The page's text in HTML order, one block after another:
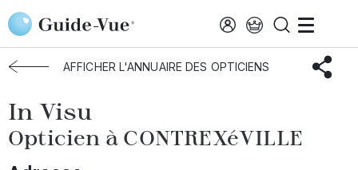
Aller au contenu principal
Accueil Choisir mon opticien Contrexeville In Visu
AFFICHER L'ANNUAIRE DES OPTICIENS
In Visu
Opticien à CONTREXéVILLE